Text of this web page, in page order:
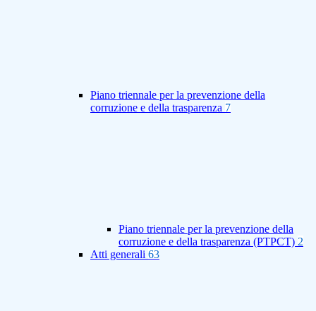
Piano triennale per la prevenzione della
corruzione e della trasparenza 7
Piano triennale per la prevenzione della
corruzione e della trasparenza (PTPCT) 2
Atti generali 63